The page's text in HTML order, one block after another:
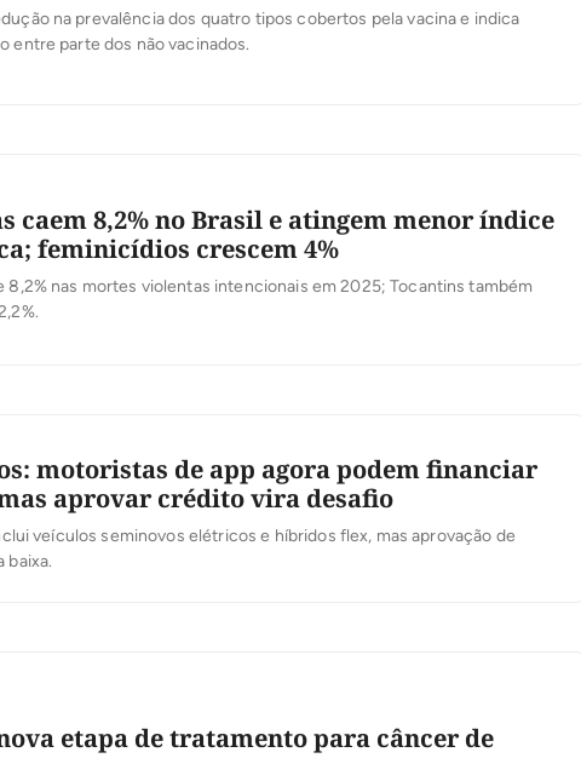
na prevalência dos quatro tipos cobertos pela vacina e indica
entre parte dos não vacinados.
caem 8,2% no Brasil e atingem menor índice
feminicídios crescem 4%
8,2% nas mortes violentas intencionais em 2025; Tocantins também
motoristas de app agora podem financiar
aprovar crédito vira desafio
veículos seminovos elétricos e híbridos flex, mas aprovação de
baixa.
etapa de tratamento para câncer de